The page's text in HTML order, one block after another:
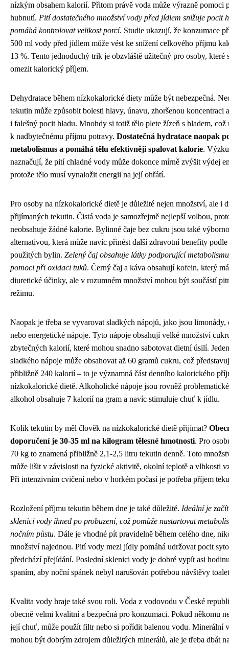
nízkým obsahem kalorií. Přitom právě voda může výrazně pomoci
hubnutí. Pití dostatečného množství vody před jídlem snižuje pocit
pomáhá kontrolovat velikost porcí. Studie ukazují, že konzumace
500 ml vody před jídlem může vést ke snížení celkového příjmu
13 %. Tento jednoduchý trik je obzvláště užitečný pro osoby, které
omezit kalorický příjem.
Dehydratace během nízkokalorické diety může být nebezpečná.
tekutin může způsobit bolesti hlavy, únavu, zhoršenou koncentraci
i falešný pocit hladu. Mnohdy si totiž tělo plete žízeň s hladem, což
k nadbytečnému příjmu potravy. Dostatečná hydratace naopak
metabolismus a pomáhá tělu efektivněji spalovat kalorie.
naznačují, že pití chladné vody může dokonce mírně zvýšit výdej
protože tělo musí vynaložit energii na její ohřátí.
Pro osoby na nízkokalorické dietě je důležité nejen množství, ale i
přijímaných tekutin. Čistá voda je samozřejmě nejlepší volbou,
neobsahuje žádné kalorie. Bylinné čaje bez cukru jsou také
alternativou, která může navíc přinést další zdravotní benefity
použitých bylin. Zelený čaj obsahuje látky podporující
pomoci při oxidaci tuků. Černý čaj a káva obsahují kofein, který
diuretické účinky, ale v rozumném množství mohou být součástí
režimu.
Naopak je třeba se vyvarovat sladkých nápojů, jako jsou limonády,
nebo energetické nápoje. Tyto nápoje obsahují velké množství
zbytečných kalorií, které mohou snadno sabotovat dietní úsilí.
sladkého nápoje může obsahovat až 60 gramů cukru, což
přibližně 240 kalorií – to je významná část denního kalorického
nízkokalorické dietě. Alkoholické nápoje jsou rovněž
alkohol obsahuje 7 kalorií na gram a navíc stimuluje chuť k jídlu.
Kolik tekutin by měl člověk na nízkokalorické dietě přijímat?
doporučení je 30-35 ml na kilogram tělesné hmotnosti. Pro
70 kg to znamená přibližně 2,1-2,5 litru tekutin denně. Toto
může lišit v závislosti na fyzické aktivitě, okolní teplotě a vlhkosti
Při intenzivním cvičení nebo v horkém počasí je potřeba příjem
Rozložení příjmu tekutin během dne je také důležité. Ideální je
sklenicí vody ihned po probuzení, což pomůže nastartovat
nočním půstu. Dále je vhodné pít pravidelně během celého dne,
množství najednou. Pití vody mezi jídly pomáhá udržovat pocit
předchází přejídání. Poslední sklenici vody je dobré vypít asi
spaním, aby noční spánek nebyl narušován potřebou návštěvy
Kvalita vody hraje také svou roli. Voda z vodovodu v České
obecně velmi kvalitní a bezpečná pro konzumaci. Pokud někomu
její chuť, může použít filtr nebo si pořídit balenou vodu. Minerální
mohou být dobrým zdrojem důležitých minerálů, ale je třeba dbát